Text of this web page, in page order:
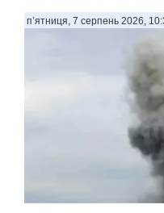
п’ятниця, 7 серпень 2026,